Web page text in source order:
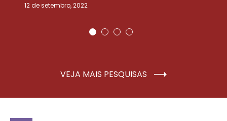
12 de setembro, 2022
VEJA MAIS PESQUISAS